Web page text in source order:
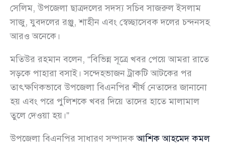
সেলিম, উপজেলা ছাত্রদলের সদস্য সচিব সাজরুল ইসলাম
সাজু, যুবদলের রঞ্জু, শাহীন এবং স্বেচ্ছাসেবক দলের চন্দনসহ
আরও অনেকে।
মতিউর রহমান বলেন, “বিভিন্ন সূত্রে খবর পেয়ে আমরা রাতে
সড়কে পাহারা বসাই। সন্দেহভাজন ট্রাকটি আটকের পর
তাৎক্ষণিকভাবে উপজেলা বিএনপির শীর্ষ নেতাদের জানানো
হয় এবং পরে পুলিশকে খবর দিয়ে তাদের হাতে মালামাল
তুলে দেওয়া হয়।”
উপজেলা বিএনপির সাধারণ সম্পাদকআশিক আহমেদ কমল